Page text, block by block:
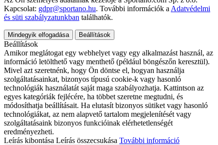
Kapcsolat: gdpr@sportano.hu. További információk a Adatvédelmi
és süti szabályzatunkban találhatók.
Mindegyik elfogadása Beállítások
Beállítások
Amikor meglátogat egy webhelyet vagy egy alkalmazást használ, az
információ letölthető vagy menthető (például böngészőn keresztül).
Mivel azt szeretnénk, hogy Ön döntse el, hogyan használja
szolgáltatásainkat, bizonyos típusú cookie-k vagy hasonló
technológiák használatát saját maga szabályozhatja. Kattintson az
egyes kategóriák fejlécére, ha többet szeretne megtudni, és
módosíthatja beállításait. Ha elutasít bizonyos sütiket vagy hasonló
technológiákat, az nem alapvető tartalom megjelenítését vagy
szolgáltatásaink bizonyos funkcióinak elérhetetlenségét
eredményezheti.
Leírás kibontása Leírás összecsukása További információ